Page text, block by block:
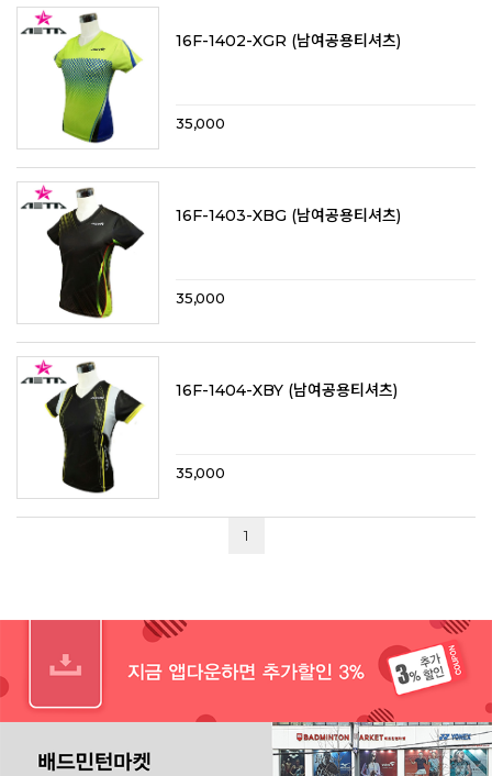
16F-1402-XGR (남여공용티셔츠)
35,000
16F-1403-XBG (남여공용티셔츠)
35,000
16F-1404-XBY (남여공용티셔츠)
35,000
1